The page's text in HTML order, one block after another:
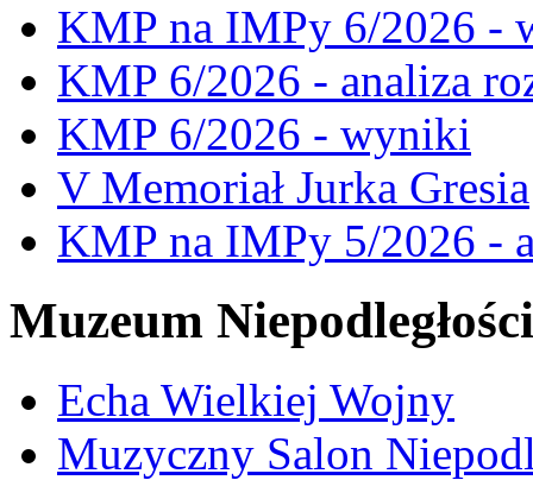
KMP na IMPy 6/2026 -
KMP 6/2026 - analiza
KMP 6/2026 - wyniki
V Memoriał Jurka Gresia
KMP na IMPy 5/2026 -
Muzeum Niepodległości
Echa Wielkiej Wojny
Muzyczny Salon